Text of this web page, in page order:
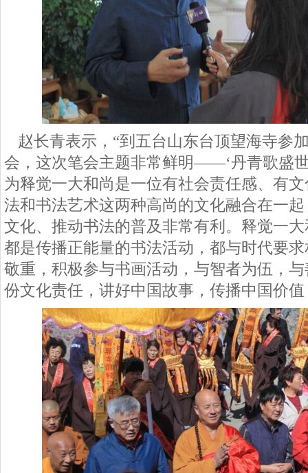
赵长青表示， “到五台山东台顶望海寺参
会，这次笔会主题非常鲜明——‘丹青歌盛世
为释觉一大和尚是一位有社会责任感、有
法和书法艺术这两种高尚的文化融合在一
文化、推动书法的普及非常有利。释觉一
都是传播正能量的书法活动，都与时代要
敬重，积极参与书画活动，与智者为伍，
份文化责任，讲好中国故事，传播中国价